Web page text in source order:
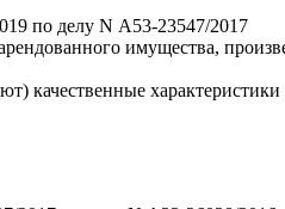
по делу N А53-23547/2017
имущества,
характеристики